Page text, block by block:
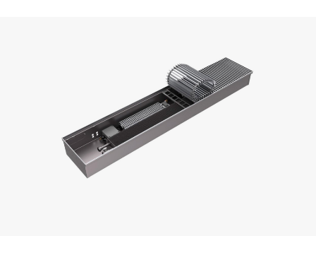
Пн-Пт, 9:00—18:00